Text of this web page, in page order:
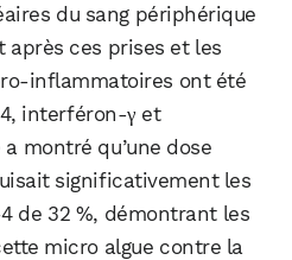
du sang périphérique
après ces prises et les
inflammatoires ont été
interféron-γ et
montré qu’une dose
significativement les
de 32 %, démontrant les
micro algue contre la